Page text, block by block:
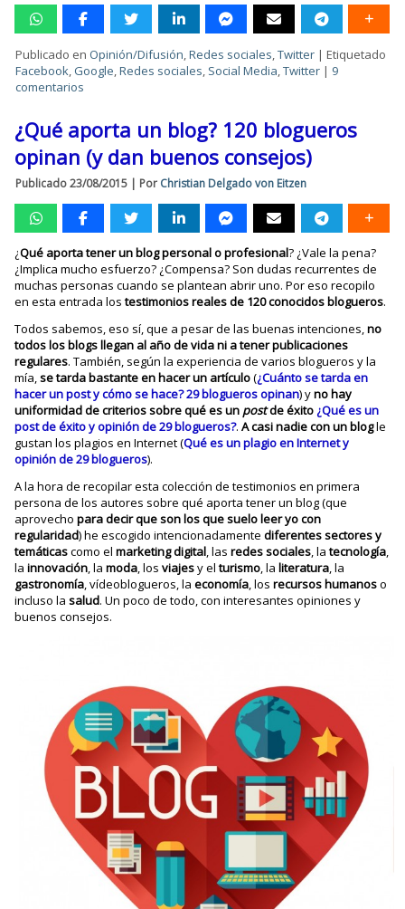
Publicado en Opinión/Difusión,Redes sociales,Twitter |Etiquetado
Facebook, Google,Redes sociales, Social Media,Twitter | 9
comentarios
¿Qué aporta un blog? 120 blogueros
opinan (y dan buenos consejos)
Publicado 23/08/2015 | Por Christian Delgado von Eitzen
¿Qué aporta tener un blog personal o profesional? ¿Vale la pena?
¿Implica mucho esfuerzo? ¿Compensa? Son dudas recurrentes de
muchas personas cuando se plantean abrir uno. Por eso recopilo
en esta entrada lostestimonios reales de 120 conocidos blogueros.
Todos sabemos, eso sí, que a pesar de las buenas intenciones,no
todos los blogs llegan al año de vida ni a tener publicaciones
regulares. También, según la experiencia de varios blogueros y la
mía,se tarda bastante en hacer un artículo(¿Cuánto se tarda en
hacer un post y cómo se hace? 29 blogueros opinan) yno hay
uniformidad de criterios sobre qué es un postde éxito ¿Qué es un
post de éxito y opinión de 29 blogueros?.A casi nadie con un blogle
gustan los plagios en Internet (Qué es un plagio en Internet y
opinión de 29 blogueros).
A la hora de recopilar esta colección de testimonios en primera
persona de los autores sobre qué aporta tener un blog (que
aprovechopara decir que son los que suelo leer yo con
regularidad) he escogido intencionadamentediferentes sectores y
temáticascomo elmarketing digital, lasredessociales, latecnología,
lainnovación, lamoda, losviajesy elturismo, laliteratura, la
gastronomía, vídeoblogueros, laeconomía, losrecursos humanoso
incluso lasalud. Un poco de todo, con interesantes opiniones y
buenos consejos.